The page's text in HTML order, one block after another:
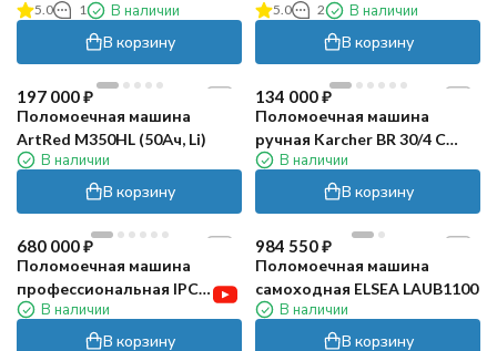
5.0 1 В наличии
В корзину
5.0 2 В наличии
В корзину
197 000₽
Поломоечная машина
ArtRed M350HL (50Ач, Li)
В наличии
В корзину
134 000₽
Поломоечная машина
ручная Karcher BR 30/4 C
RetailВ наличии
В корзину
680 000₽
Поломоечная машина
профессиональная IPC
Gansow CT 71 BT 70 GR
(серая, без АКБ и ЗУ)
В наличии
В корзину
984 550₽
Поломоечная машина
самоходная ELSEA LAUB1100
В наличии
В корзину